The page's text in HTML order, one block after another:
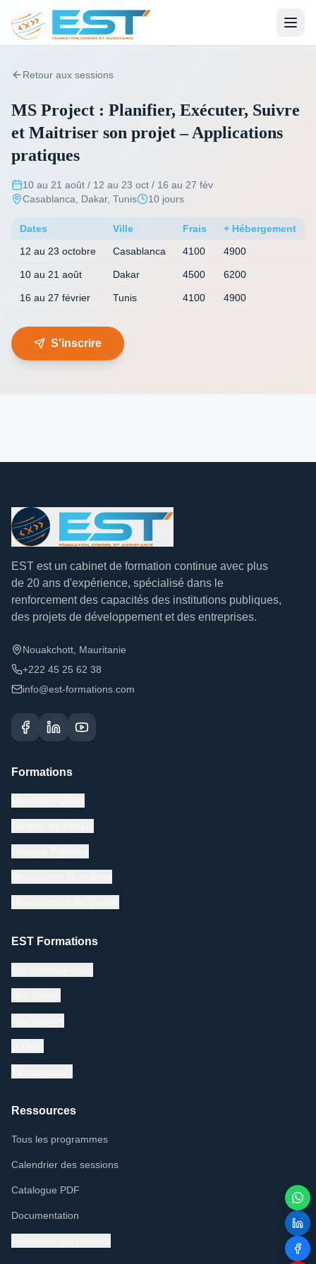
Retour aux sessions
MS Project : Planifier, Exécuter, Suivre
et Maitriser son projet – Applications
pratiques
10 au 21 août / 12 au 23 oct / 16 au 27 fév
Casablanca, Dakar, Tunis
10 jours
Dates Ville Frais
+ Hébergement
12 au 23 octobre
Casablanca 4100 4900
10 au 21 août Dakar 4500 6200
16 au 27 février Tunis 4100 4900
S'inscrire
EST est un cabinet de formation continue avec plus
de 20 ans d'expérience, spécialisé dans le
renforcement des capacités des institutions publiques,
des projets de développement et des entreprises.
Nouakchott, Mauritanie
+222 45 25 62 38
info@est-formations.com
Formations
EST Formations
Ressources
Tous les programmes
Calendrier des sessions
Catalogue PDF
Documentation